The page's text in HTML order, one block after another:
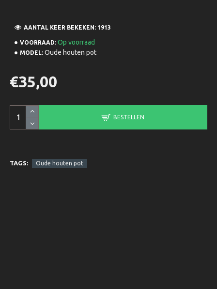
VOORRAAD: Op voorraad
MODEL: Oude houten pot
AANTAL KEER BEKEKEN: 1913
€35,00
BESTELLEN
TAGS: Oude houten pot